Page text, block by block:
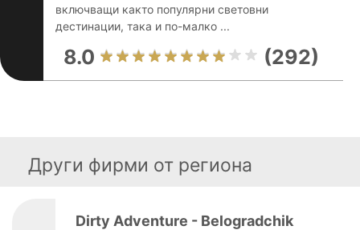
включващи както популярни световни
дестинации, така и по-малко ...
8.0 (292)
Други фирми от региона
Dirty Adventure - Belogradchik